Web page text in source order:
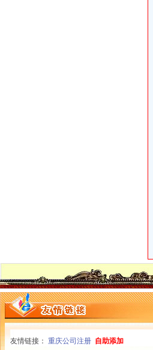
友情链接： 重庆公司注册 自助添加